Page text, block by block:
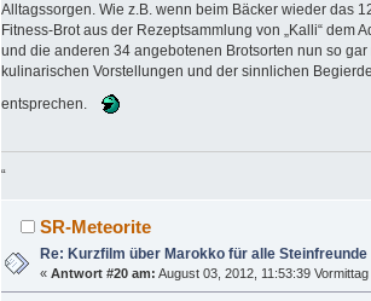
Alltagssorgen. Wie z.B. wenn beim Bäcker wieder das
Fitness-Brot aus der Rezeptsammlung von „Kalli“ dem
und die anderen 34 angebotenen Brotsorten nun so gar
kulinarischen Vorstellungen und der sinnlichen
entsprechen.
“
SR-Meteorite
Re: Kurzfilm über Marokko für alle Steinfreunde
«Antwort #20 am: August 03, 2012, 11:53:39 Vormittag